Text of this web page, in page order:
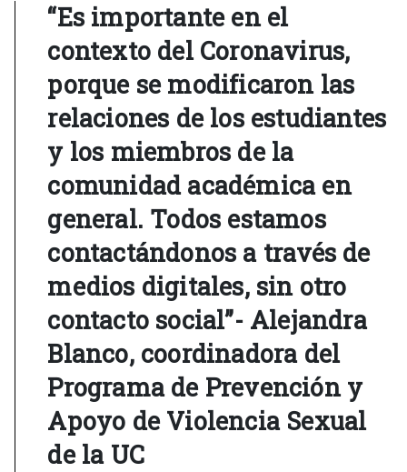
“Es importante en el
contexto del Coronavirus,
porque se modificaron las
relaciones de los estudiantes
y los miembros de la
comunidad académica en
general. Todos estamos
contactándonos a través de
medios digitales, sin otro
contacto social”- Alejandra
Blanco, coordinadora del
Programa de Prevención y
Apoyo de Violencia Sexual
de la UC